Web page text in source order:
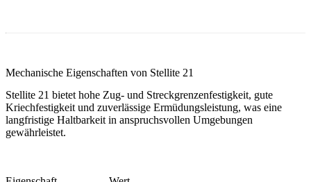
Mechanische Eigenschaften von Stellite 21
Stellite 21 bietet hohe Zug- und Streckgrenzenfestigkeit, gute
Kriechfestigkeit und zuverlässige Ermüdungsleistung, was eine
langfristige Haltbarkeit in anspruchsvollen Umgebungen
gewährleistet.